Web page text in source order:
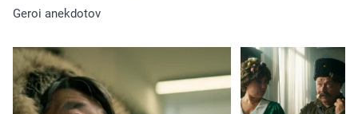
Geroi anekdotov